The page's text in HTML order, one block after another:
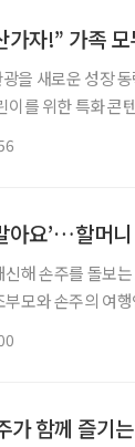
가자!” 가족 모
을 새로운 성장
이를 위한 특화 콘
아요’…할머
해 손주를 돌보
모와 손주의 여
가 함께 즐기